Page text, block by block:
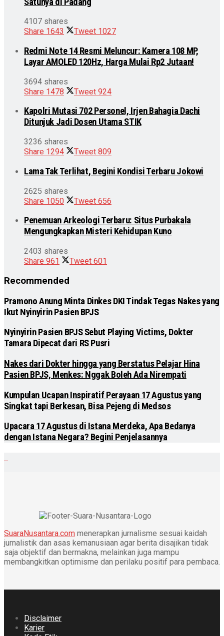
4107 shares
Share 1643 Tweet 1027
Redmi Note 14 Resmi Meluncur: Kamera 108 MP,
Layar AMOLED 120Hz, Harga Mulai Rp2 Jutaan!
3694 shares
Share 1478 Tweet 924
Kapolri Mutasi 702 Personel, Irjen Bahagia Dachi
Ditunjuk Jadi Dosen Utama STIK
3236 shares
Share 1294 Tweet 809
Lama Tak Terlihat, Begini Kondisi Terbaru Jokowi
2625 shares
Share 1050 Tweet 656
Penemuan Arkeologi Terbaru: Situs Purbakala
Mengungkapkan Misteri Kehidupan Kuno
2403 shares
Share 961 Tweet 601
Recommended
Pramono Anung Minta Dinkes DKI Tindak Tegas Nakes yang
Ikut Nyinyirin Pasien BPJS
Nyinyirin Pasien BPJS Sebut Playing Victims, Dokter
Tamara Dipecat dari RS Pusri
Nakes dari Dokter hingga yang Berstatus Pelajar Hina
Pasien BPJS, Menkes: Nggak Boleh Ada Nirempati
Kumpulan Ucapan Inspiratif Perayaan 17 Agustus yang
Singkat tapi Berkesan, Bisa Pejeng di Medsos
Upacara 17 Agustus di Istana Merdeka, Apa Bedanya
dengan Istana Negara? Begini Penjelasannya
SuaraNusantara.com menerapkan jurnalisme sesuai kaidah
jurnalistik dan asas kemanusiaan agar berita disajikan tidak
saja objektif dan bermakna, melainkan juga mampu
membangkitkan optimisme dan perilaku positif para pembaca.
Disclaimer
Karier